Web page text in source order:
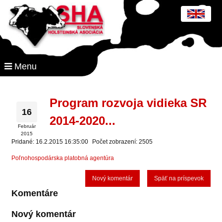
Menu
16
Február
2015
Program rozvoja vidieka SR
2014-2020...
Pridané: 16.2.2015 16:35:00 Počet zobrazení: 2505
Poľnohospodárska platobná agentúra
Späť na príspevok
Nový komentár
Komentáre
Nový komentár